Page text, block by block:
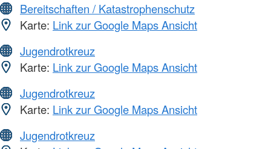
Bereitschaften / Katastrophenschutz
Karte: Link zur Google Maps Ansicht
Jugendrotkreuz
Karte: Link zur Google Maps Ansicht
Jugendrotkreuz
Karte: Link zur Google Maps Ansicht
Jugendrotkreuz